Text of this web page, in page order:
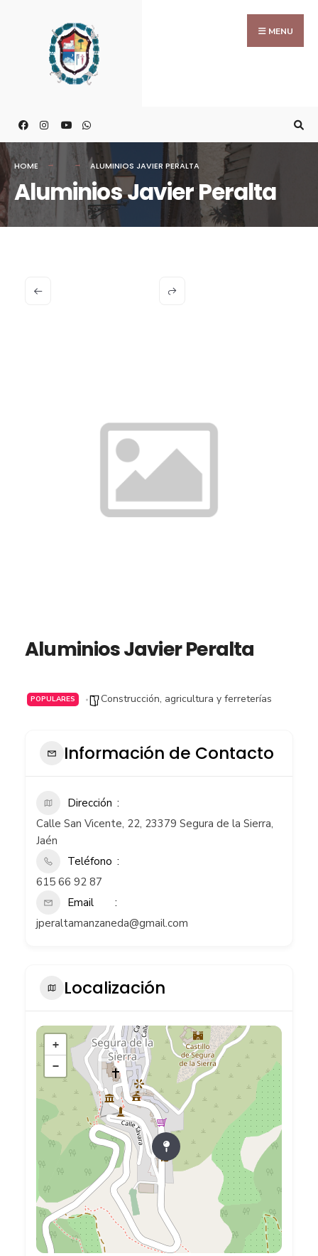
MENU
HOME ALUMINIOS JAVIER PERALTA
Aluminios Javier Peralta
Aluminios Javier Peralta
POPULARES Construcción, agricultura y ferreterías
Información de Contacto
Dirección
Calle San Vicente, 22, 23379 Segura de la Sierra,
Jaén
Teléfono
615 66 92 87
Email
jperaltamanzaneda@gmail.com
Localización
+
−